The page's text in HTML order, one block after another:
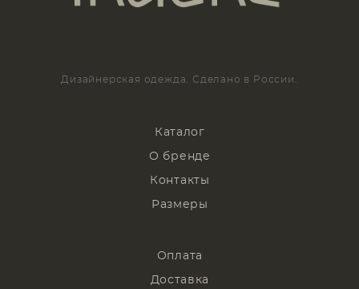
Дизайнерская одежда. Сделано в России.
Каталог
О бренде
Контакты
Размеры
Оплата
Доставка